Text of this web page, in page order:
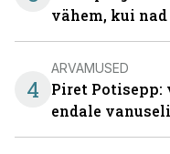
vähem, kui
4
ARVAMUSED
Piret Potisepp:
endale